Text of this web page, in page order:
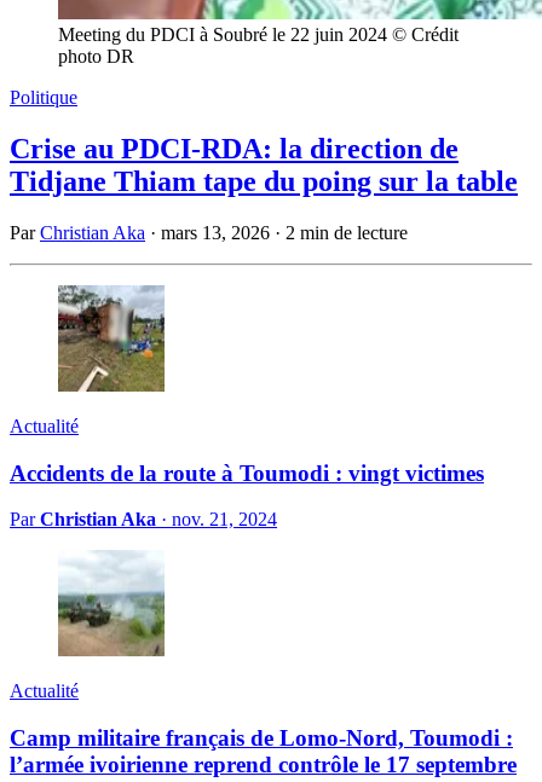
Meeting du PDCI à Soubré le 22 juin 2024 © Crédit
photo DR
Politique
Crise au PDCI-RDA: la direction de
Tidjane Thiam tape du poing sur la table
ParChristian Aka · mars 13, 2026 · 2 min de lecture
Actualité
Accidents de la route à Toumodi : vingt victimes
ParChristian Aka · nov. 21, 2024
Actualité
Camp militaire français de Lomo-Nord, Toumodi :
l’armée ivoirienne reprend contrôle le 17 septembre